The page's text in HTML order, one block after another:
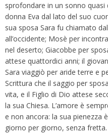
sprofondare in un sonno
donna Eva dal lato del suo
sua sposa Sara fu chiamato
all’occidente; Mosè per
nel deserto; Giacobbe per
attese quattordici anni; il
Sara viaggiò per aride terre e
Scrittura che il saggio per
vita, e il Figlio di Dio attese
la sua Chiesa. L’amore è
e non ancora: la sua pienezza
giorno per giorno, senza fretta.